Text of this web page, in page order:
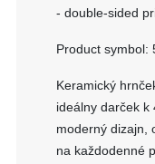
- double-sided
Product symbol:
Keramický
ideálny darček k
moderný dizajn,
na každodenné